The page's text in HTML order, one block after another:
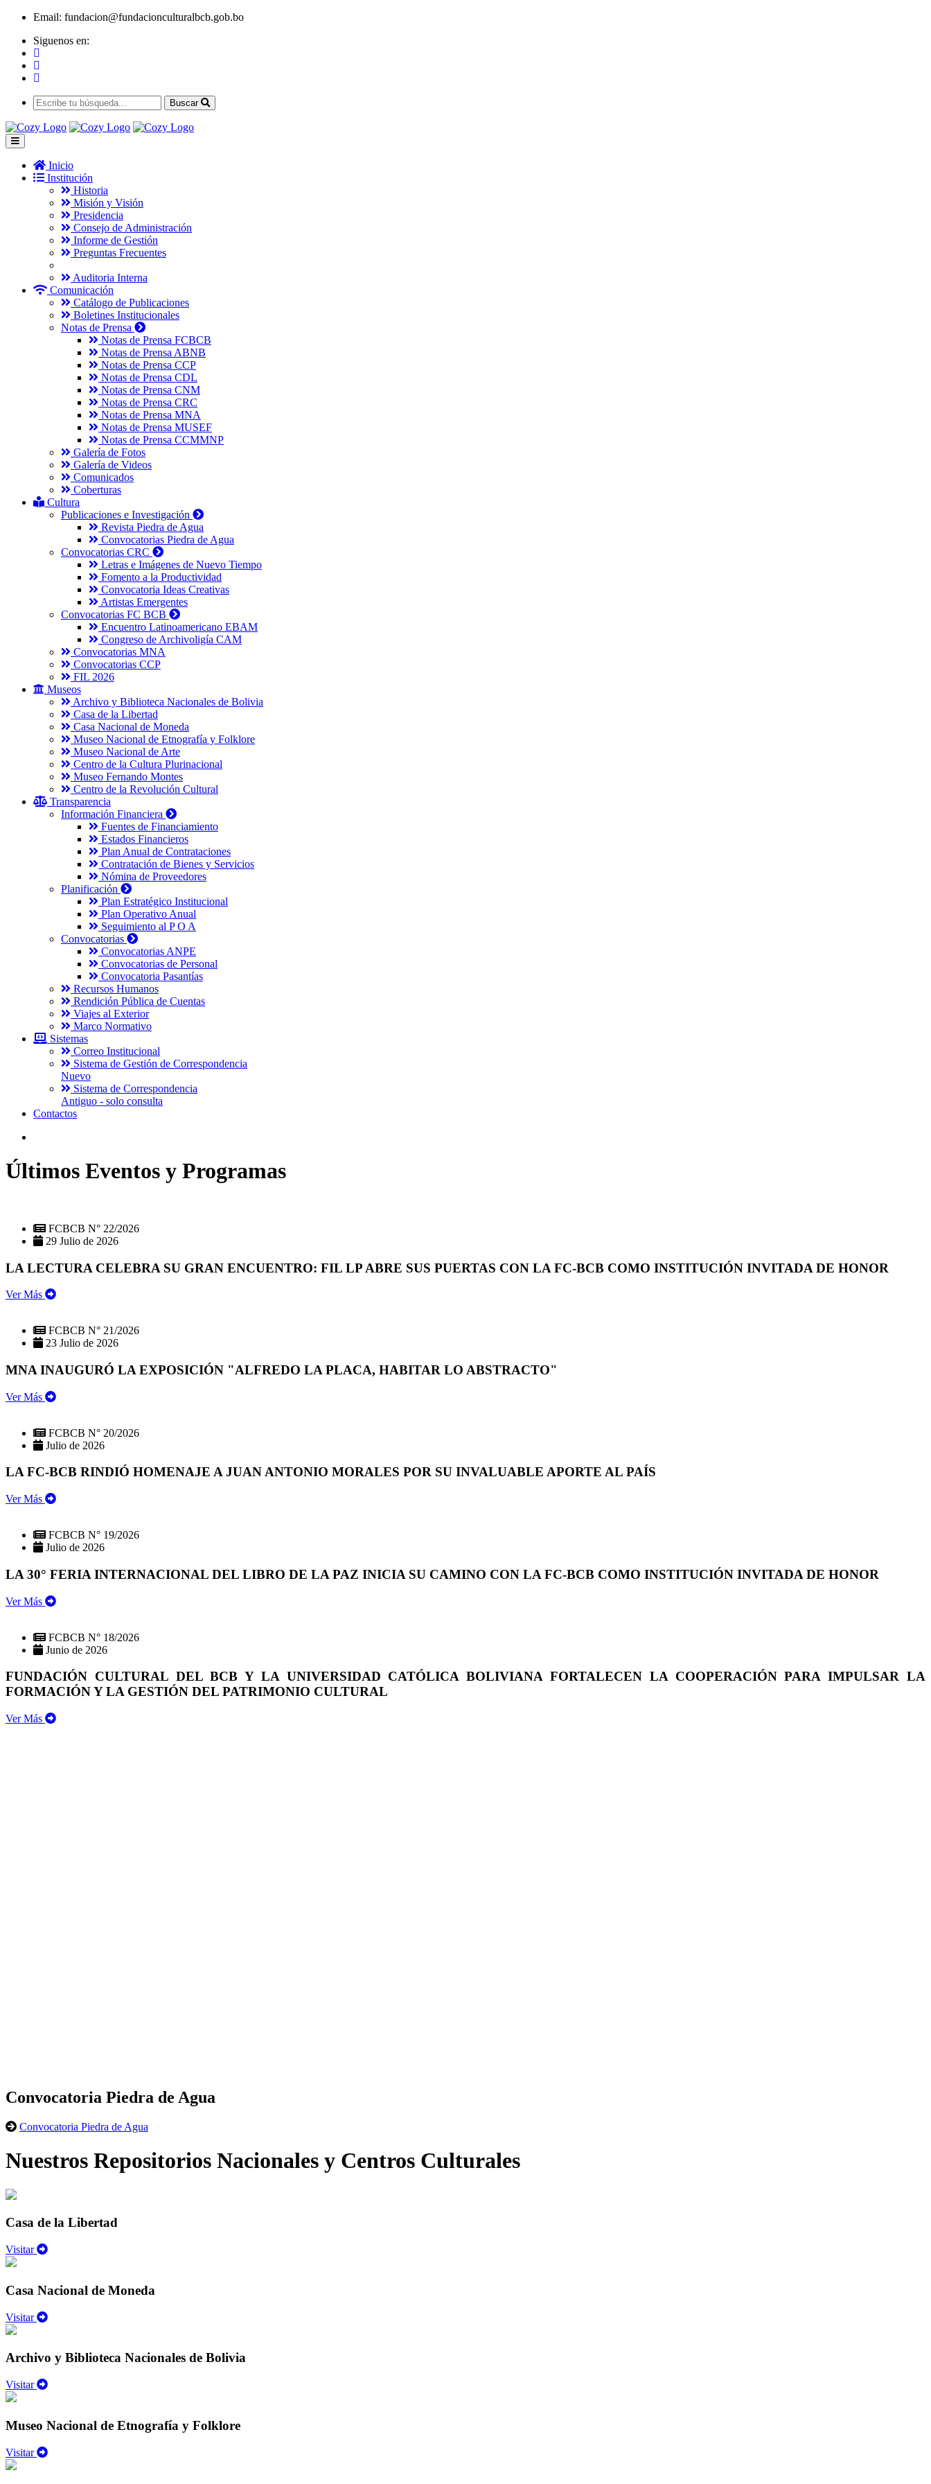
Email: fundacion@fundacionculturalbcb.gob.bo
Siguenos en:
Buscar
Inicio
Institución
Historia
Misión y Visión
Presidencia
Consejo de Administración
Informe de Gestión
Preguntas Frecuentes
Auditoria Interna
Comunicación
Catálogo de Publicaciones
Boletines Institucionales
Notas de Prensa
Notas de Prensa FCBCB
Notas de Prensa ABNB
Notas de Prensa CCP
Notas de Prensa CDL
Notas de Prensa CNM
Notas de Prensa CRC
Notas de Prensa MNA
Notas de Prensa MUSEF
Notas de Prensa CCMMNP
Galería de Fotos
Galería de Videos
Comunicados
Coberturas
Cultura
Publicaciones e Investigación
Revista Piedra de Agua
Convocatorias Piedra de Agua
Convocatorias CRC
Letras e Imágenes de Nuevo Tiempo
Fomento a la Productividad
Convocatoria Ideas Creativas
Artistas Emergentes
Convocatorias FC BCB
Encuentro Latinoamericano EBAM
Congreso de Archivoligía CAM
Convocatorias MNA
Convocatorias CCP
FIL 2026
Museos
Archivo y Biblioteca Nacionales de Bolivia
Casa de la Libertad
Casa Nacional de Moneda
Museo Nacional de Etnografía y Folklore
Museo Nacional de Arte
Centro de la Cultura Plurinacional
Museo Fernando Montes
Centro de la Revolución Cultural
Transparencia
Información Financiera
Fuentes de Financiamiento
Estados Financieros
Plan Anual de Contrataciones
Contratación de Bienes y Servicios
Nómina de Proveedores
Planificación
Plan Estratégico Institucional
Plan Operativo Anual
Seguimiento al P O A
Convocatorias
Convocatorias ANPE
Convocatorias de Personal
Convocatoria Pasantías
Recursos Humanos
Rendición Pública de Cuentas
Viajes al Exterior
Marco Normativo
Sistemas
Correo Institucional
Sistema de Gestión de Correspondencia
Nuevo
Sistema de Correspondencia
Antiguo - solo consulta
Contactos
Últimos Eventos y Programas
FCBCB N° 22/2026
29 Julio de 2026
LA LECTURA CELEBRA SU GRAN ENCUENTRO: FIL LP ABRE SUS PUERTAS CON LA FC-BCB COMO INSTITUCIÓN INVITADA DE HONOR
Ver Más
FCBCB N° 21/2026
23 Julio de 2026
MNA INAUGURÓ LA EXPOSICIÓN "ALFREDO LA PLACA, HABITAR LO ABSTRACTO"
Ver Más
FCBCB N° 20/2026
Julio de 2026
LA FC-BCB RINDIÓ HOMENAJE A JUAN ANTONIO MORALES POR SU INVALUABLE APORTE AL PAÍS
Ver Más
FCBCB N° 19/2026
Julio de 2026
LA 30° FERIA INTERNACIONAL DEL LIBRO DE LA PAZ INICIA SU CAMINO CON LA FC-BCB COMO INSTITUCIÓN INVITADA DE HONOR
Ver Más
FCBCB N° 18/2026
Junio de 2026
FUNDACIÓN CULTURAL DEL BCB Y LA UNIVERSIDAD CATÓLICA BOLIVIANA FORTALECEN LA COOPERACIÓN PARA IMPULSAR LA
FORMACIÓN Y LA GESTIÓN DEL PATRIMONIO CULTURAL
Ver Más
Convocatoria Piedra de Agua
Convocatoria Piedra de Agua
Nuestros Repositorios Nacionales y Centros Culturales
Casa de la Libertad
Visitar
Casa Nacional de Moneda
Visitar
Archivo y Biblioteca Nacionales de Bolivia
Visitar
Museo Nacional de Etnografía y Folklore
Visitar